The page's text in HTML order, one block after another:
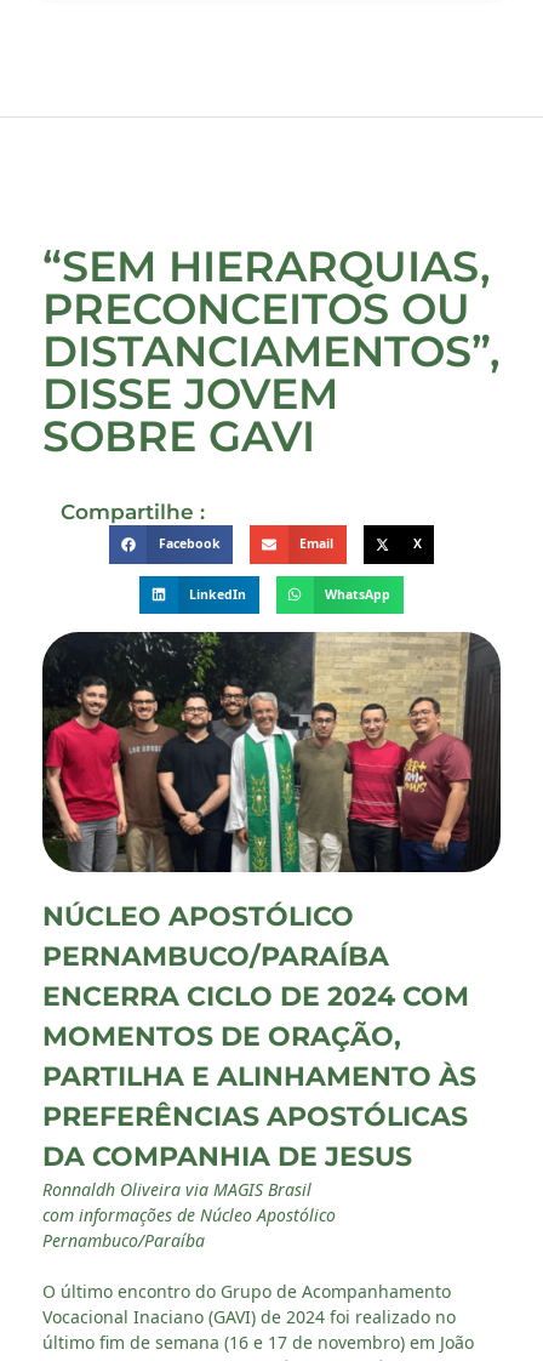
“SEM HIERARQUIAS,
PRECONCEITOS OU
DISTANCIAMENTOS”,
DISSE JOVEM
SOBRE GAVI
Compartilhe :
Facebook Email X
LinkedIn WhatsApp
NÚCLEO APOSTÓLICO
PERNAMBUCO/PARAÍBA
ENCERRA CICLO DE 2024 COM
MOMENTOS DE ORAÇÃO,
PARTILHA E ALINHAMENTO ÀS
PREFERÊNCIAS APOSTÓLICAS
DA COMPANHIA DE JESUS
Ronnaldh Oliveira via MAGIS Brasil
com informações de Núcleo Apostólico
Pernambuco/Paraíba
O último encontro do Grupo de Acompanhamento
Vocacional Inaciano (GAVI) de 2024 foi realizado no
último fim de semana (16 e 17 de novembro) em João